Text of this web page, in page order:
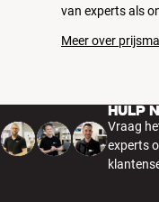
van experts als
Meer over
HULP
Vraag
experts